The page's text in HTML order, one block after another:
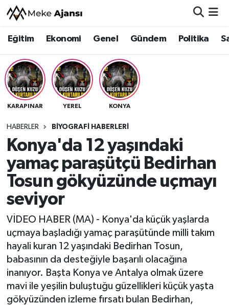
Eğitim Ekonomi Genel Gündem Politika
KARAPINAR YEREL KONYA
HABERLER BIYOGRAFI HABERLERI
Konya'da 12 yaşındaki
yamaç paraşütçü Bedirhan
Tosun gökyüzünde uçmayı
seviyor
VİDEO HABER (MA) - Konya'da küçük yaşlarda
uçmaya başladığı yamaç paraşütünde milli takım
hayali kuran 12 yaşındaki Bedirhan Tosun,
babasının da desteğiyle başarılı olacağına
inanıyor. Başta Konya ve Antalya olmak üzere
mavi ile yeşilin buluştuğu güzellikleri küçük yaşta
gökyüzünden izleme fırsatı bulan Bedirhan,
Eğitim
Ekonomi
Genel
Politika
Sağlık
Siyaset
Spor
Nöbetçi Eczaneler
Hava Durumu
Namaz Vakitleri
Süper Lig Puan Durumu ve Fikstür
Tüm Manşetler
Son Dakika Haberleri
Haber Arşivi